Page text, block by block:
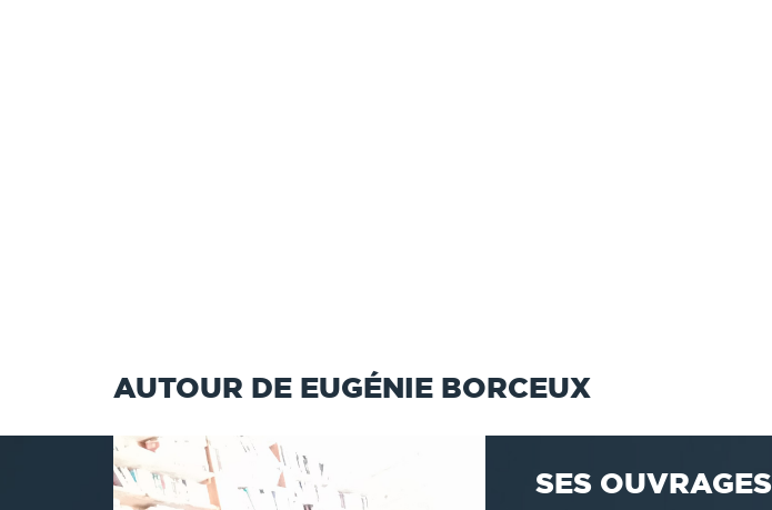
AUTOUR DE EUGÉNIE BORCEUX
SES OUVRAGES